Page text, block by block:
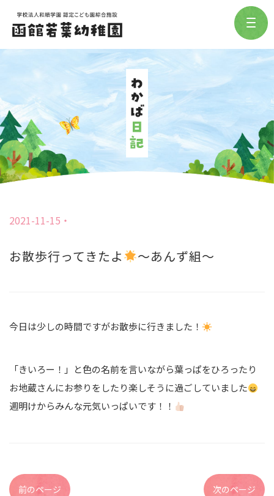
2021-11-15
お散歩行ってきたよ 〜あんず組〜
今日は少しの時間ですがお散歩に行きました！
「きいろー！」と色の名前を言いながら葉っぱをひろったり
お地蔵さんにお参りをしたり楽しそうに過ごしていました
週明けからみんな元気いっぱいです！！
前のページ 次のページ